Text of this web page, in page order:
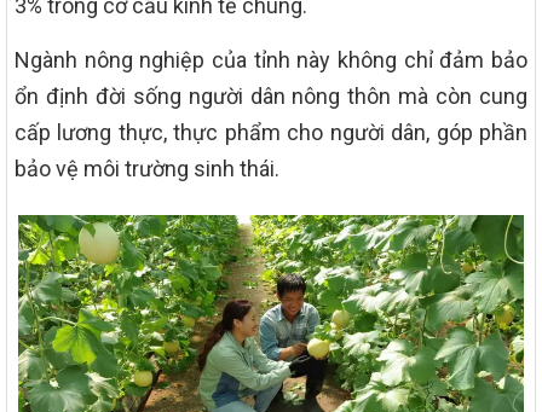
Ngành nông nghiệp của tỉnh này không chỉ đảm bảo
ổn định đời sống người dân nông thôn mà còn cung
cấp lương thực, thực phẩm cho người dân, góp phần
bảo vệ môi trường sinh thái.